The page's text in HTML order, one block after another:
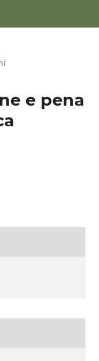
e pena